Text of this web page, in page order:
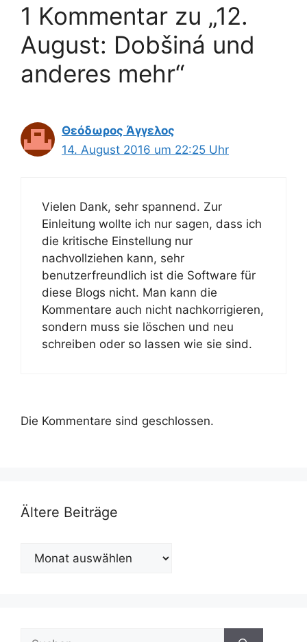
1 Kommentar zu „12.
August: Dobšiná und
anderes mehr“
Θεόδωρος Άγγελος
14. August 2016 um 22:25 Uhr
Vielen Dank, sehr spannend. Zur
Einleitung wollte ich nur sagen, dass ich
die kritische Einstellung nur
nachvollziehen kann, sehr
benutzerfreundlich ist die Software für
diese Blogs nicht. Man kann die
Kommentare auch nicht nachkorrigieren,
sondern muss sie löschen und neu
schreiben oder so lassen wie sie sind.
Die Kommentare sind geschlossen.
Ältere Beiträge
Ältere
Suchen